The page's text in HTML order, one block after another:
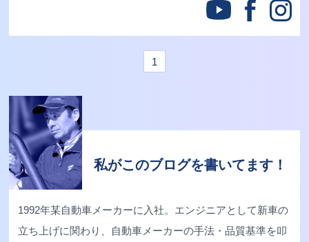
1
私がこのブログを書いてます！
1992年某自動車メーカーに入社。エンジニアとして新車の
立ち上げに関わり、自動車メーカーの手法・品質基準を叩